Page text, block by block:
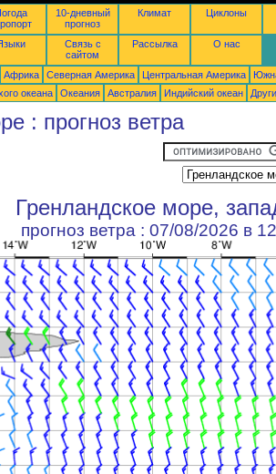
10-дневный
прогноз
Климат Циклоны
Связь с
сайтом
Рассылка О нас
Африка Северная Америка Центральная Америка
океана
Океания Австралия Индийский океан
: прогноз ветра
Гренландское море,
прогноз ветра : 07/08/2026 в